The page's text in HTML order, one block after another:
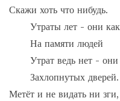
Скажи хоть что нибудь.
Утраты лет - они
       На памяти людей
Утрат ведь нет -
       Захлопнутых дверей.
Метёт и не видать ни зги,